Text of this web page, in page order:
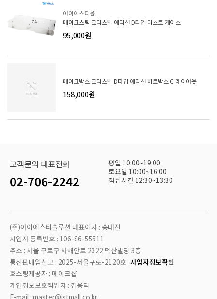
아이에스티몰
메이크스틱 크리스탈 에디션 D타입 미스트 케이스
95,000원
메이크박스 크리스탈 D타입 에디션 히트박스 C 레이아웃
158,000원
고객문의 대표전화
02-706-2242
평일 10:00~19:00
토요일 10:00~16:00
점심시간 12:30~13:30
(주)아이에스티솔루션 대표이사 : 송대진
사업자 등록번호 : 106-86-55511
주소 : 서울 구로구 서해안로 2322 덕산빌딩 3층
통신판매업신고 : 2025-서울구로-2120호 사업자정보확인
호스팅제공자 : 메이크샵
개인정보보호책임자 : 김용덕
E-mail : master@istmall.co.kr